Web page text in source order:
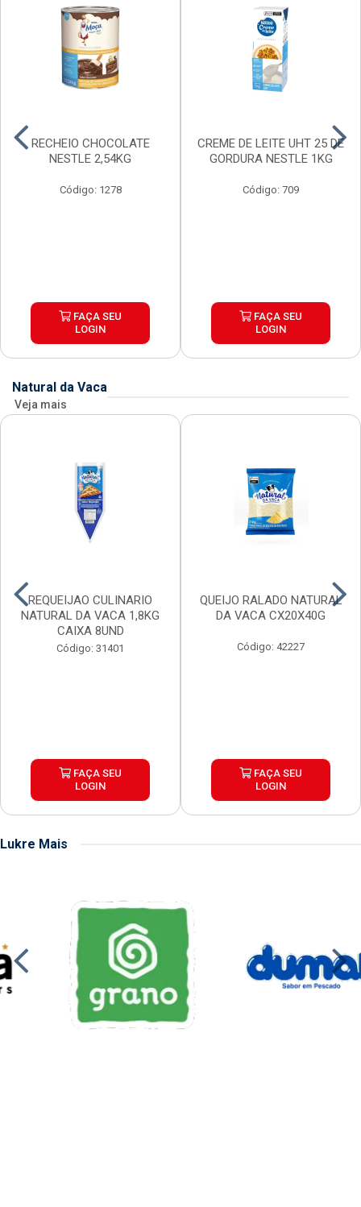
RECHEIO CHOCOLATE
NESTLE 2,54KG
Código: 1278
FAÇA SEU
LOGIN
CREME DE LEITE UHT 25 DE
GORDURA NESTLE 1KG
Código: 709
FAÇA SEU
LOGIN
Natural da Vaca
Veja mais
REQUEIJAO CULINARIO
NATURAL DA VACA 1,8KG
CAIXA 8UND
Código: 31401
FAÇA SEU
LOGIN
QUEIJO RALADO NATURAL
DA VACA CX20X40G
Código: 42227
FAÇA SEU
LOGIN
Lukre Mais